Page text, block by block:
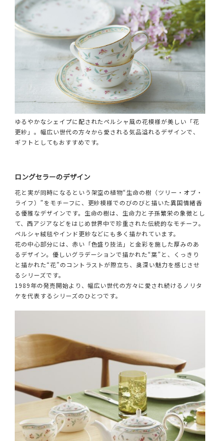
ゆるやかなシェイプに配されたペルシャ風の花模様が美しい「花
更紗」。幅広い世代の方々から愛される気品溢れるデザインで、
ギフトとしてもおすすめです。
ロングセラーのデザイン
花と実が同時になるという架空の植物“生命の樹（ツリー・オブ・
ライフ）”をモチーフに、更紗模様でのびのびと描いた異国情緒香
る優雅なデザインです。生命の樹は、生命力と子孫繁栄の象徴とし
て、西アジアなどをはじめ世界中で珍重された伝統的なモチーフ。
ペルシャ絨毯やインド更紗などにも多く描かれています。
花の中心部分には、赤い「色盛り技法」と金彩を施した厚みのあ
るデザイン。優しいグラデーションで描かれた“葉”と、くっきり
と描かれた“花”のコントラストが際立ち、奥深い魅力を感じさせ
るシリーズです。
1989年の発売開始より、幅広い世代の方々に愛され続けるノリタ
ケを代表するシリーズのひとつです。